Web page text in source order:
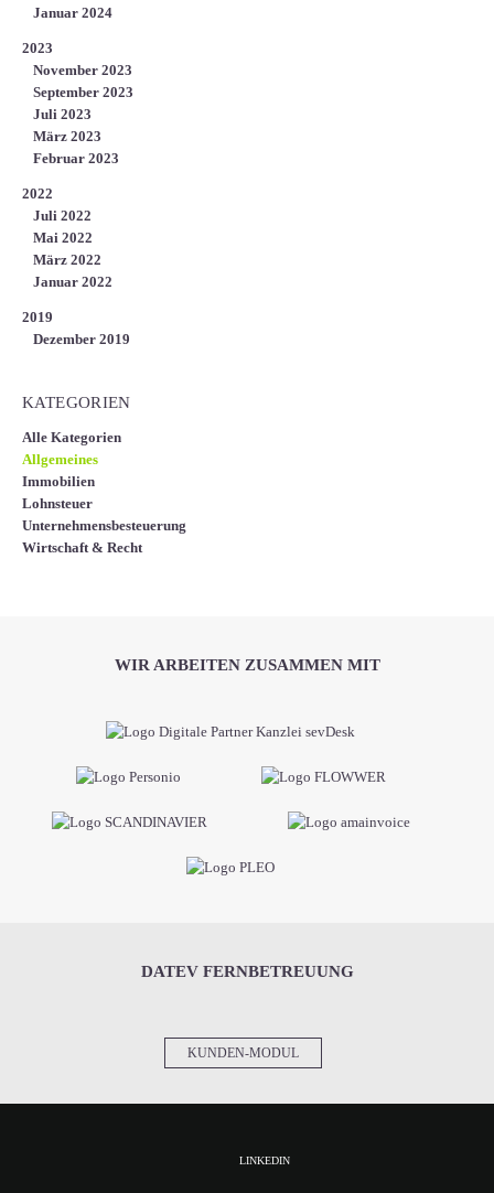
Januar 2024
2023
November 2023
September 2023
Juli 2023
März 2023
Februar 2023
2022
Juli 2022
Mai 2022
März 2022
Januar 2022
2019
Dezember 2019
KATEGORIEN
Alle Kategorien
Allgemeines
Immobilien
Lohnsteuer
Unternehmensbesteuerung
Wirtschaft & Recht
WIR ARBEITEN ZUSAMMEN MIT
DATEV FERNBETREUUNG
KUNDEN-MODUL
LINKEDIN